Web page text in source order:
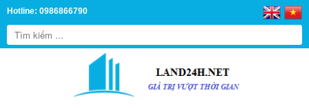
Hotline: 0986866790